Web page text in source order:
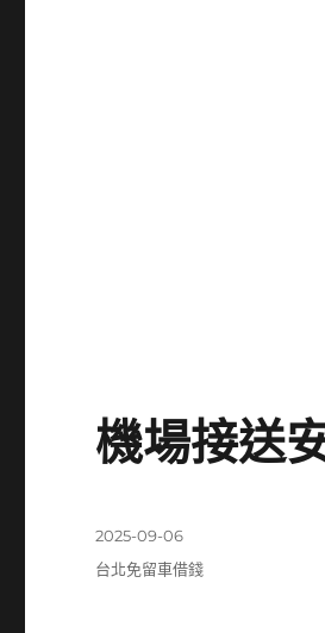
機場接送
發
佈
2025-09-06
分
台北免留車借錢